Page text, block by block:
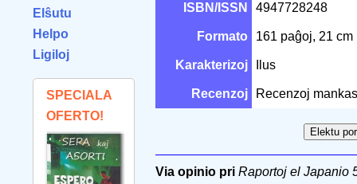
Elŝutu
Helpo
Ligiloj
SPECIALA
OFERTO!
ISBN/ISSN 4947728248
Formato 161 paĝoj, 21 cm
Karakterizoj Ilus
Recenzoj Recenzoj
Via opinio pri Raportoj el Japanio